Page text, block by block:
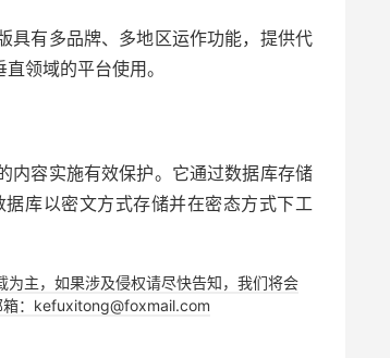
具有多品牌、多地区运作功能，提供代
领域的平台使用。
内容实施有效保护。它通过数据库存储
库以密文方式存储并在密态方式下工
主，如果涉及侵权请尽快告知，我们将会
箱：kefuxitong@foxmail.com